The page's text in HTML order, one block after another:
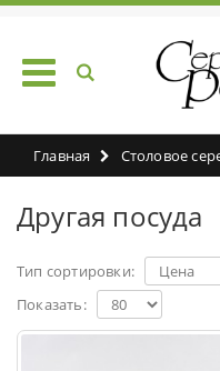
Главная Столовое
Другая посуда
Тип сортировки:
Показать: